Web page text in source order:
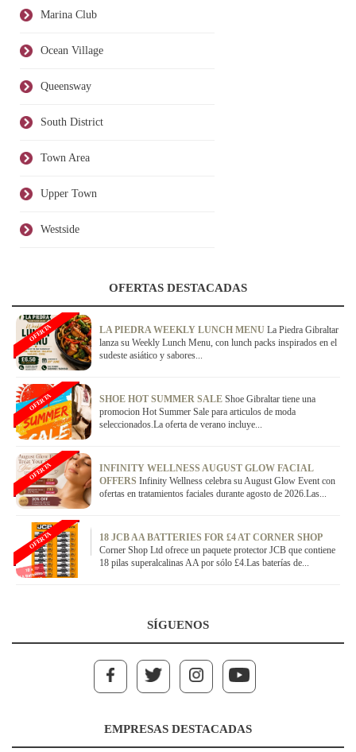
Marina Club
Ocean Village
Queensway
South District
Town Area
Upper Town
Westside
OFERTAS DESTACADAS
LA PIEDRA WEEKLY LUNCH MENU La Piedra Gibraltar
lanza su Weekly Lunch Menu, con lunch packs inspirados en el
sudeste asiático y sabores...
OFERTA
SHOE HOT SUMMER SALE Shoe Gibraltar tiene una
promocion Hot Summer Sale para articulos de moda
seleccionados.La oferta de verano incluye...
OFERTA
INFINITY WELLNESS AUGUST GLOW FACIAL
OFFERS Infinity Wellness celebra su August Glow Event con
ofertas en tratamientos faciales durante agosto de 2026.Las...
OFERTA
18 JCB AA BATTERIES FOR £4 AT CORNER SHOP
Corner Shop Ltd ofrece un paquete protector JCB que contiene
18 pilas superalcalinas AA por sólo £4.Las baterías de...
OFERTA
SÍGUENOS
EMPRESAS DESTACADAS